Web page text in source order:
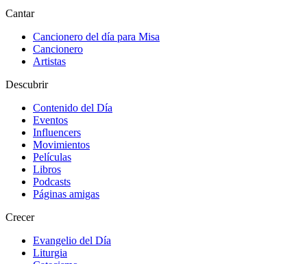
Cantar
Cancionero del día para Misa
Cancionero
Artistas
Descubrir
Contenido del Día
Eventos
Influencers
Movimientos
Películas
Libros
Podcasts
Páginas amigas
Crecer
Evangelio del Día
Liturgia